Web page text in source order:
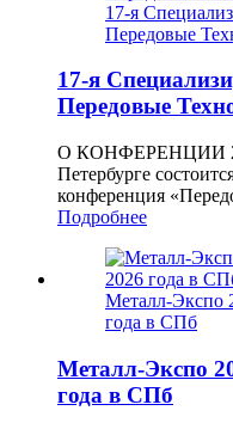
17-я
Передовые
17-я
Передовые
О КОНФЕРЕНЦИИ 26
Петербурге
конференция
Подробнее
Металл-Экспо
года в СПб
Металл-Экспо
года в СПб